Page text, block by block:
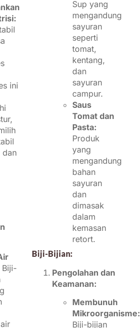
ini
dan
Biji-
Sup yang
mengandung
sayuran
seperti
tomat,
kentang,
dan
sayuran
campur.
Saus
Tomat dan
Pasta:
Produk
yang
mengandung
bahan
sayuran
dan
dimasak
dalam
kemasan
retort.
Biji-Bijian:
Pengolahan dan
Keamanan:
Membunuh
Mikroorganisme:
Biji-bijian